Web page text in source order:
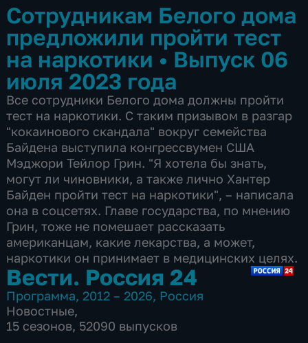
Сотрудникам Белого дома
предложили пройти тест
на наркотики • Выпуск 06
июля 2023 года
Все сотрудники Белого дома должны пройти
тест на наркотики. С таким призывом в разгар
"кокаинового скандала" вокруг семейства
Байдена выступила конгрессвумен США
Мэджори Тейлор Грин. "Я хотела бы знать,
могут ли чиновники, а также лично Хантер
Байден пройти тест на наркотики", – написала
она в соцсетях. Главе государства, по мнению
Грин, тоже не помешает рассказать
американцам, какие лекарства, а может,
наркотики он принимает в медицинских целях.
Вести. Россия 24
Программа, 2012 – 2026, Россия
Новостные,
15 сезонов, 52090 выпусков